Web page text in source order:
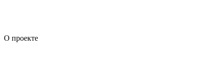
О проекте